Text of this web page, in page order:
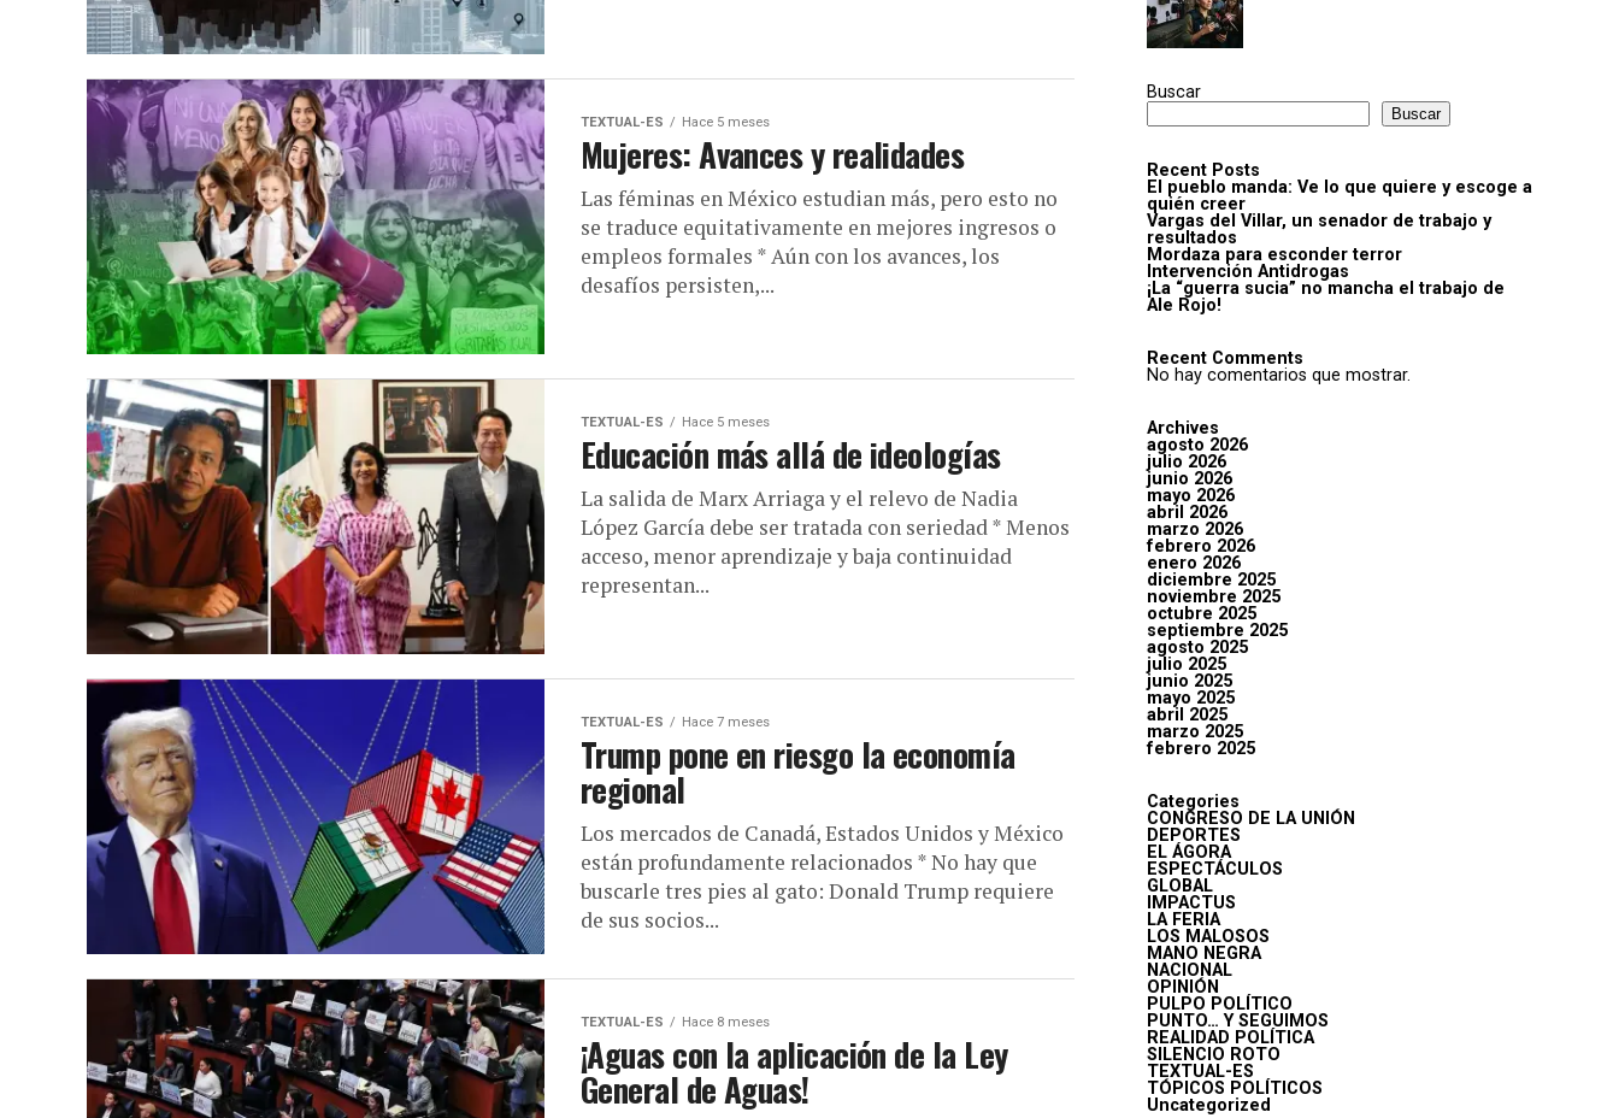
TEXTUAL-ES Hace 5 meses
Mujeres: Avances y realidades
Las féminas en México estudian más, pero esto no
se traduce equitativamente en mejores ingresos o
empleos formales * Aún con los avances, los
desafíos persisten,...
TEXTUAL-ES Hace 5 meses
Educación más allá de ideologías
La salida de Marx Arriaga y el relevo de Nadia
López García debe ser tratada con seriedad * Menos
acceso, menor aprendizaje y baja continuidad
representan...
TEXTUAL-ES Hace 7 meses
Trump pone en riesgo la economía
regional
Los mercados de Canadá, Estados Unidos y México
están profundamente relacionados * No hay que
buscarle tres pies al gato: Donald Trump requiere
de sus socios...
TEXTUAL-ES Hace 8 meses
¡Aguas con la aplicación de la Ley
General de Aguas!
Buscar
Buscar
Recent Posts
El pueblo manda: Ve lo que quiere y escoge a
quién creer
Vargas del Villar, un senador de trabajo y
resultados
Mordaza para esconder terror
Intervención Antidrogas
¡La “guerra sucia” no mancha el trabajo de
Ale Rojo!
Recent Comments
No hay comentarios que mostrar.
Archives
agosto 2026
julio 2026
junio 2026
mayo 2026
abril 2026
marzo 2026
febrero 2026
enero 2026
diciembre 2025
noviembre 2025
octubre 2025
septiembre 2025
agosto 2025
julio 2025
junio 2025
mayo 2025
abril 2025
marzo 2025
febrero 2025
Categories
CONGRESO DE LA UNIÓN
DEPORTES
EL ÁGORA
ESPECTÁCULOS
GLOBAL
IMPACTUS
LA FERIA
LOS MALOSOS
MANO NEGRA
NACIONAL
OPINIÓN
PULPO POLÍTICO
PUNTO… Y SEGUIMOS
REALIDAD POLÍTICA
SILENCIO ROTO
TEXTUAL-ES
TÓPICOS POLÍTICOS
Uncategorized